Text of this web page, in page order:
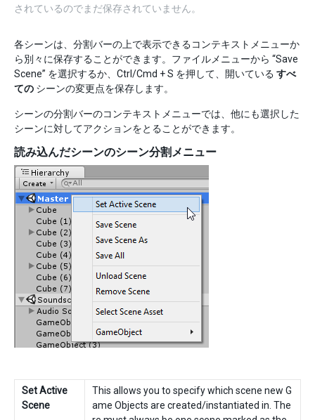
されているのでまだ保存されていません。
各シーンは、分割バーの上で表示できるコンテキストメニューか
ら別々に保存することができます。ファイルメニューから “Save
Scene” を選択するか、Ctrl/Cmd + S を押して、開いている すべ
ての シーンの変更点を保存します。
シーンの分割バーのコンテキストメニューでは、他にも選択した
シーンに対してアクションをとることができます。
読み込んだシーンのシーン分割メニュー
Set Active
Scene
This allows you to specify which scene new G
ame Objects are created/instantiated in. The